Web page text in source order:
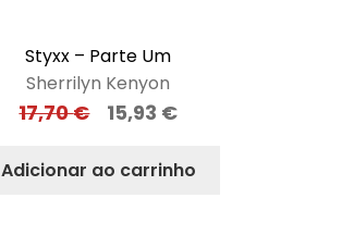
Styxx – Parte Um
Sherrilyn Kenyon
17,70€ 15,93 €
Adicionar ao carrinho